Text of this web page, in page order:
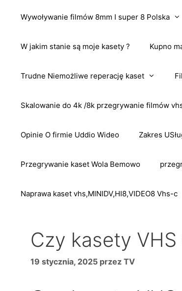
Wywoływanie filmów 8mm I super 8 Polska
W jakim stanie są moje kasety ? Kupno
Trudne Niemożliwe reperację kaset
Skalowanie do 4k /8k przegrywanie filmów
Opinie O firmie Uddio Wideo Zakres
Przegrywanie kaset Wola Bemowo
Naprawa kaset vhs,MINIDV,HI8,VIDEO8 Vhs-c
Czy kasety
19 stycznia, 2025 przez TV